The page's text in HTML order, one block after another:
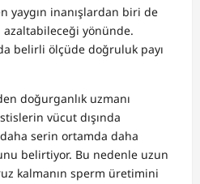
yaygın inanışlardan biri de
azaltabileceği yönünde.
belirli ölçüde doğruluk payı
doğurganlık uzmanı
vücut dışında
serin ortamda daha
belirtiyor. Bu nedenle uzun
kalmanın sperm üretimini